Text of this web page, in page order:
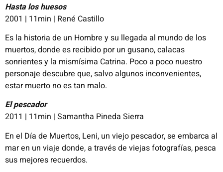
Hasta loshuesos
2001 | 11min | René Castillo
Es la historia de un Hombre y su llegada al mundo de los
muertos, donde es recibido por un gusano, calacas
sonrientes y la mismísima Catrina. Poco a poco nuestro
personaje descubre que, salvo algunos inconvenientes,
estar muerto no es tan malo.
El pescador
2011 | 11min | Samantha Pineda Sierra
En el Día de Muertos, Leni, un viejo pescador, se embarca al
mar en un viaje donde, a través de viejas fotografías, pesca
sus mejores recuerdos.